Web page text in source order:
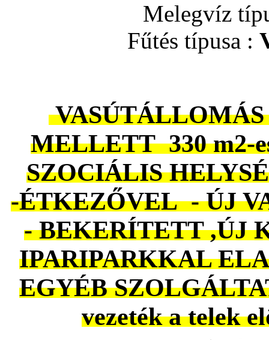
Melegvíz
Fűtés típusa :
VASÚTÁLLOMÁS
MELLETT 330 m2-
SZOCIÁLIS
-ÉTKEZŐVEL - ÚJ
- BEKERÍTETT ,ÚJ
IPARIPARKKAL
EGYÉB
vezeték a telek